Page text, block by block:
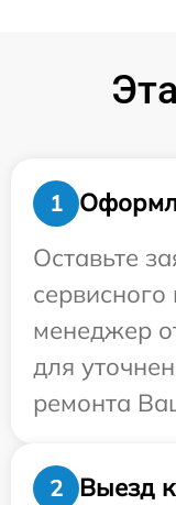
1
Оставьте
менеджер
для
ремонта
2
Выезд